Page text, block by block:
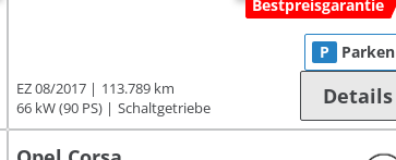
Bestpreisgarantie
EZ 08/2017
113.789 km
66 kW (90 PS)
Schaltgetriebe
P Parken
Details